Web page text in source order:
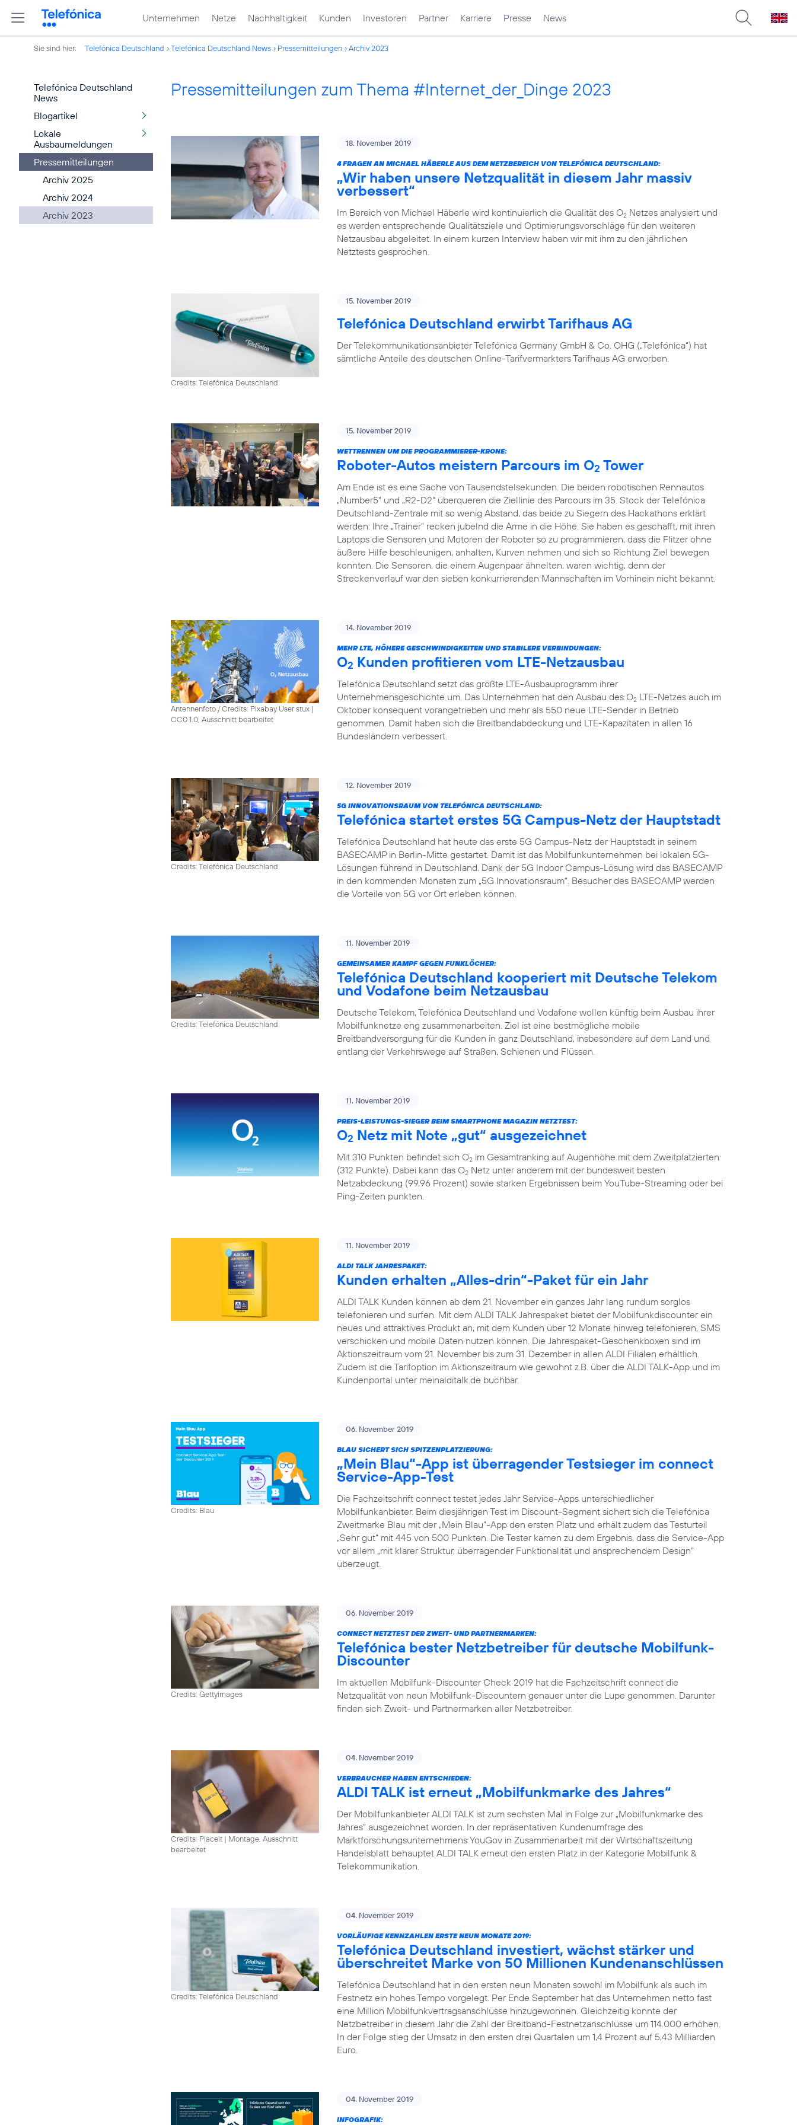
Unternehmen Netze Nachhaltigkeit Kunden Investoren Partner Karriere Presse News
Sie sind hier: Telefónica Deutschland Telefónica Deutschland News Pressemitteilungen Archiv 2023
Telefónica Deutschland
News
Blogartikel
Lokale
Ausbaumeldungen
Pressemitteilungen
Archiv 2025
Archiv 2024
Archiv 2023
Pressemitteilungen zum Thema #Internet_der_Dinge 2023
18. November 2019
4 FRAGEN AN MICHAEL HÄBERLE AUS DEM NETZBEREICH VON TELEFÓNICA DEUTSCHLAND:
„Wir haben unsere Netzqualität in diesem Jahr massiv
verbessert“
Im Bereich von Michael Häberle wird kontinuierlich die Qualität des O2 Netzes analysiert und
es werden entsprechende Qualitätsziele und Optimierungsvorschläge für den weiteren
Netzausbau abgeleitet. In einem kurzen Interview haben wir mit ihm zu den jährlichen
Netztests gesprochen.
Credits: Telefónica Deutschland
15. November 2019
Telefónica Deutschland erwirbt Tarifhaus AG
Der Telekommunikationsanbieter Telefónica Germany GmbH & Co. OHG („Telefónica“) hat
sämtliche Anteile des deutschen Online-Tarifvermarkters Tarifhaus AG erworben.
15. November 2019
WETTRENNEN UM DIE PROGRAMMIERER-KRONE:
Roboter-Autos meistern Parcours im O2 Tower
Am Ende ist es eine Sache von Tausendstelsekunden. Die beiden robotischen Rennautos
„Number5“ und „R2-D2“ überqueren die Ziellinie des Parcours im 35. Stock der Telefónica
Deutschland-Zentrale mit so wenig Abstand, das beide zu Siegern des Hackathons erklärt
werden. Ihre „Trainer“ recken jubelnd die Arme in die Höhe. Sie haben es geschafft, mit ihren
Laptops die Sensoren und Motoren der Roboter so zu programmieren, dass die Flitzer ohne
äußere Hilfe beschleunigen, anhalten, Kurven nehmen und sich so Richtung Ziel bewegen
konnten. Die Sensoren, die einem Augenpaar ähnelten, waren wichtig, denn der
Streckenverlauf war den sieben konkurrierenden Mannschaften im Vorhinein nicht bekannt.
Antennenfoto / Credits: Pixabay User stux |
CC0 1.0, Ausschnitt bearbeitet
14. November 2019
MEHR LTE, HÖHERE GESCHWINDIGKEITEN UND STABILERE VERBINDUNGEN:
O2 Kunden profitieren vom LTE-Netzausbau
Telefónica Deutschland setzt das größte LTE-Ausbauprogramm ihrer
Unternehmensgeschichte um. Das Unternehmen hat den Ausbau des O2 LTE-Netzes auch im
Oktober konsequent vorangetrieben und mehr als 550 neue LTE-Sender in Betrieb
genommen. Damit haben sich die Breitbandabdeckung und LTE-Kapazitäten in allen 16
Bundesländern verbessert.
Credits: Telefónica Deutschland
12. November 2019
5G INNOVATIONSRAUM VON TELEFÓNICA DEUTSCHLAND:
Telefónica startet erstes 5G Campus-Netz der Hauptstadt
Telefónica Deutschland hat heute das erste 5G Campus-Netz der Hauptstadt in seinem
BASECAMP in Berlin-Mitte gestartet. Damit ist das Mobilfunkunternehmen bei lokalen 5G-
Lösungen führend in Deutschland. Dank der 5G Indoor Campus-Lösung wird das BASECAMP
in den kommenden Monaten zum „5G Innovationsraum“. Besucher des BASECAMP werden
die Vorteile von 5G vor Ort erleben können.
Credits: Telefónica Deutschland
11. November 2019
GEMEINSAMER KAMPF GEGEN FUNKLÖCHER:
Telefónica Deutschland kooperiert mit Deutsche Telekom
und Vodafone beim Netzausbau
Deutsche Telekom, Telefónica Deutschland und Vodafone wollen künftig beim Ausbau ihrer
Mobilfunknetze eng zusammenarbeiten. Ziel ist eine bestmögliche mobile
Breitbandversorgung für die Kunden in ganz Deutschland, insbesondere auf dem Land und
entlang der Verkehrswege auf Straßen, Schienen und Flüssen.
11. November 2019
PREIS-LEISTUNGS-SIEGER BEIM SMARTPHONE MAGAZIN NETZTEST:
O2 Netz mit Note „gut“ ausgezeichnet
Mit 310 Punkten befindet sich O2 im Gesamtranking auf Augenhöhe mit dem Zweitplatzierten
(312 Punkte). Dabei kann das O2 Netz unter anderem mit der bundesweit besten
Netzabdeckung (99,96 Prozent) sowie starken Ergebnissen beim YouTube-Streaming oder bei
Ping-Zeiten punkten.
11. November 2019
ALDI TALK JAHRESPAKET:
Kunden erhalten „Alles-drin“-Paket für ein Jahr
ALDI TALK Kunden können ab dem 21. November ein ganzes Jahr lang rundum sorglos
telefonieren und surfen. Mit dem ALDI TALK Jahrespaket bietet der Mobilfunkdiscounter ein
neues und attraktives Produkt an, mit dem Kunden über 12 Monate hinweg telefonieren, SMS
verschicken und mobile Daten nutzen können. Die Jahrespaket-Geschenkboxen sind im
Aktionszeitraum vom 21. November bis zum 31. Dezember in allen ALDI Filialen erhältlich.
Zudem ist die Tarifoption im Aktionszeitraum wie gewohnt z.B. über die ALDI TALK-App und im
Kundenportal unter meinalditalk.de buchbar.
Credits: Blau
06. November 2019
BLAU SICHERT SICH SPITZENPLATZIERUNG:
„Mein Blau“-App ist überragender Testsieger im connect
Service-App-Test
Die Fachzeitschrift connect testet jedes Jahr Service-Apps unterschiedlicher
Mobilfunkanbieter. Beim diesjährigen Test im Discount-Segment sichert sich die Telefónica
Zweitmarke Blau mit der „Mein Blau“-App den ersten Platz und erhält zudem das Testurteil
„Sehr gut“ mit 445 von 500 Punkten. Die Tester kamen zu dem Ergebnis, dass die Service-App
vor allem „mit klarer Struktur, überragender Funktionalität und ansprechendem Design“
überzeugt.
Credits: Gettyimages
06. November 2019
CONNECT NETZTEST DER ZWEIT- UND PARTNERMARKEN:
Telefónica bester Netzbetreiber für deutsche Mobilfunk-
Discounter
Im aktuellen Mobilfunk-Discounter Check 2019 hat die Fachzeitschrift connect die
Netzqualität von neun Mobilfunk-Discountern genauer unter die Lupe genommen. Darunter
finden sich Zweit- und Partnermarken aller Netzbetreiber.
Credits: Placeit | Montage, Ausschnitt
bearbeitet
04. November 2019
VERBRAUCHER HABEN ENTSCHIEDEN:
ALDI TALK ist erneut „Mobilfunkmarke des Jahres“
Der Mobilfunkanbieter ALDI TALK ist zum sechsten Mal in Folge zur „Mobilfunkmarke des
Jahres“ ausgezeichnet worden. In der repräsentativen Kundenumfrage des
Marktforschungsunternehmens YouGov in Zusammenarbeit mit der Wirtschaftszeitung
Handelsblatt behauptet ALDI TALK erneut den ersten Platz in der Kategorie Mobilfunk &
Telekommunikation.
Credits: Telefónica Deutschland
04. November 2019
VORLÄUFIGE KENNZAHLEN ERSTE NEUN MONATE 2019:
Telefónica Deutschland investiert, wächst stärker und
überschreitet Marke von 50 Millionen Kundenanschlüssen
Telefónica Deutschland hat in den ersten neun Monaten sowohl im Mobilfunk als auch im
Festnetz ein hohes Tempo vorgelegt. Per Ende September hat das Unternehmen netto fast
eine Million Mobilfunkvertragsanschlüsse hinzugewonnen. Gleichzeitig konnte der
Netzbetreiber in diesem Jahr die Zahl der Breitband-Festnetzanschlüsse um 114.000 erhöhen.
In der Folge stieg der Umsatz in den ersten drei Quartalen um 1,4 Prozent auf 5,43 Milliarden
Euro.
04. November 2019
INFOGRAFIK: